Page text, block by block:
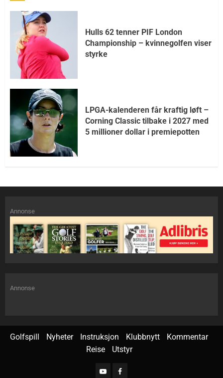
Hulls 62 tenner PIF London
Championship – kvinnegolfen viser
styrke
LPGA-kalenderen får kraftig løft –
Corning Classic tilbake i 2027 med
5 millioner dollar i premiepotten
Annonse
Annonse
Golfspill Nyheter Instruksjon Klubbnytt
Kommentar
Reise
Utstyr